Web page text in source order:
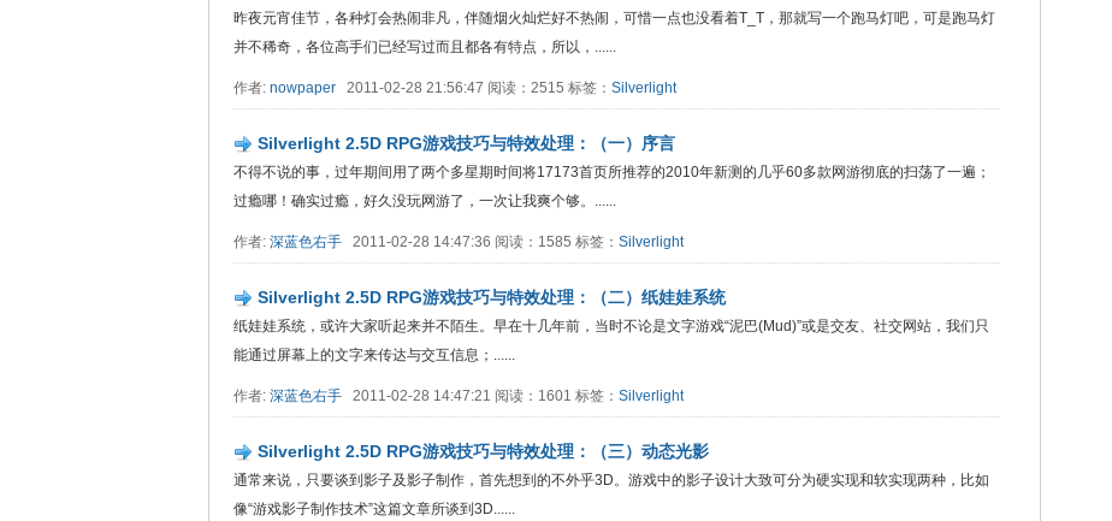
昨夜元宵佳节，各种灯会热闹非凡，伴随烟火灿烂好不热闹，可惜一点也没看着T_T，那就写一个跑马灯吧，可是跑马灯
并不稀奇，各位高手们已经写过而且都各有特点，所以，......
作者: nowpaper 2011-02-28 21:56:47 阅读：2515 标签： Silverlight
Silverlight 2.5D RPG游戏技巧与特效处理：（一）序言
不得不说的事，过年期间用了两个多星期时间将17173首页所推荐的2010年新测的几乎60多款网游彻底的扫荡了一遍；
过瘾哪！确实过瘾，好久没玩网游了，一次让我爽个够。......
作者: 深蓝色右手 2011-02-28 14:47:36 阅读：1585 标签： Silverlight
Silverlight 2.5D RPG游戏技巧与特效处理：（二）纸娃娃系统
纸娃娃系统，或许大家听起来并不陌生。早在十几年前，当时不论是文字游戏“泥巴(Mud)”或是交友、社交网站，我们只
能通过屏幕上的文字来传达与交互信息；......
作者: 深蓝色右手 2011-02-28 14:47:21 阅读：1601 标签： Silverlight
Silverlight 2.5D RPG游戏技巧与特效处理：（三）动态光影
通常来说，只要谈到影子及影子制作，首先想到的不外乎3D。游戏中的影子设计大致可分为硬实现和软实现两种，比如
像“游戏影子制作技术”这篇文章所谈到3D......